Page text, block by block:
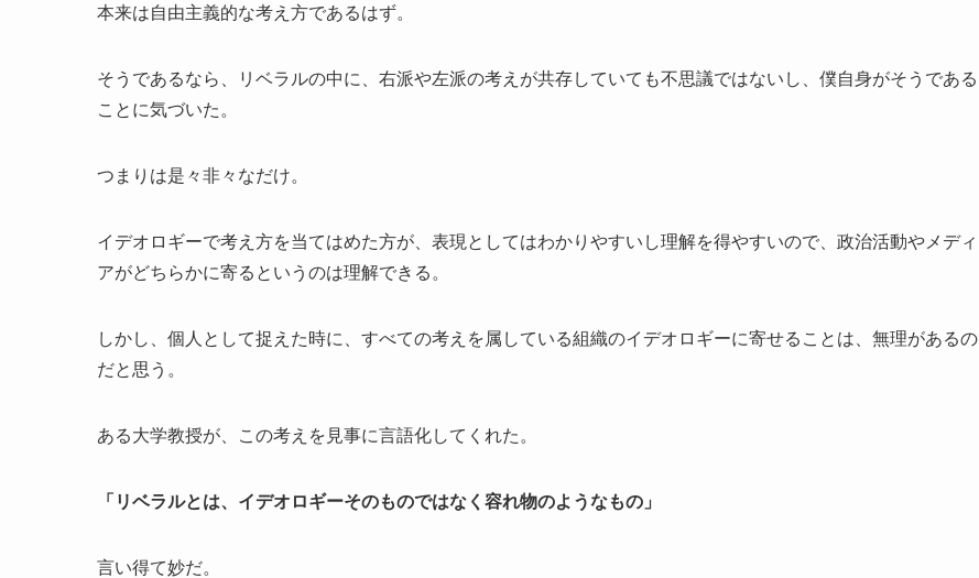
本来は自由主義的な考え方であるはず。
そうであるなら、リベラルの中に、右派や左派の考えが共存していても不思議ではないし、僕自身がそうである
ことに気づいた。
つまりは是々非々なだけ。
イデオロギーで考え方を当てはめた方が、表現としてはわかりやすいし理解を得やすいので、政治活動やメディ
アがどちらかに寄るというのは理解できる。
しかし、個人として捉えた時に、すべての考えを属している組織のイデオロギーに寄せることは、無理があるの
だと思う。
ある大学教授が、この考えを見事に言語化してくれた。
「リベラルとは、イデオロギーそのものではなく容れ物のようなもの」
言い得て妙だ。